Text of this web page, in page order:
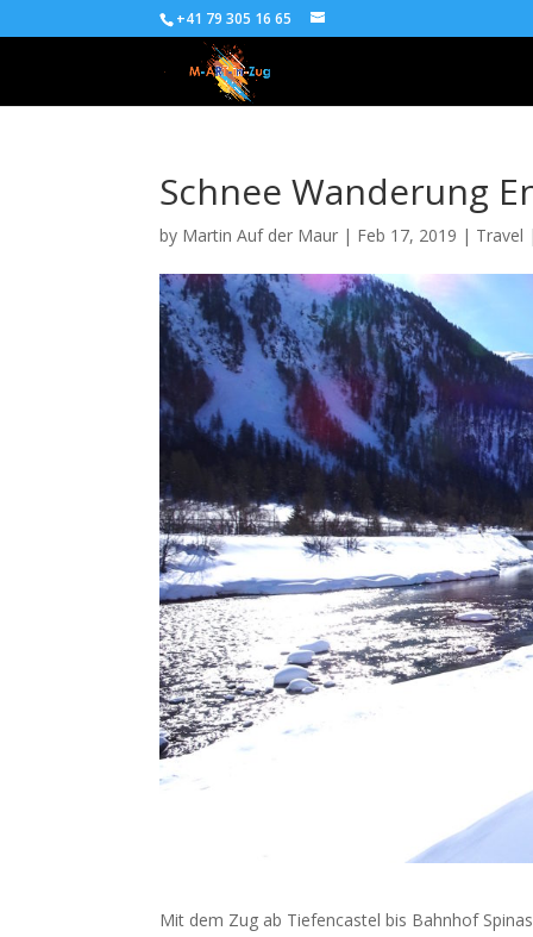
+41 79 305 16 65
Schnee Wanderung
by Martin Auf der Maur | Feb 17, 2019 | Travel
Mit dem Zug ab Tiefencastel bis Bahnhof Spinas